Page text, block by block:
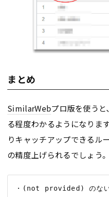
まとめ
SimilarWebプロ版を使う
る程度わかるようになりま
りキャッチアップできるル
の精度上げられるでしょう。
・(not provided) のない